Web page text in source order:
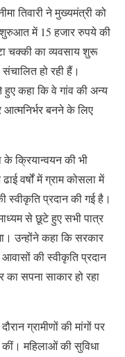
तिवारी ने मुख्यमंत्री को
शुरुआत में 15 हजार रुपये की
चक्की का व्यवसाय शुरू
हो रही हैं।
कहा कि वे गांव की अन्य
बनने के लिए
के क्रियान्वयन की भी
वर्षों में ग्राम कोसला में
स्वीकृति प्रदान की गई है।
से छूटे हुए सभी पात्र
उन्होंने कहा कि सरकार
की स्वीकृति प्रदान
सपना साकार हो रहा
ग्रामीणों की मांगों पर
कीं। महिलाओं की सुविधा